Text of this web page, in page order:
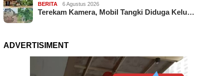
BERITA 6 Agustus 2026
Terekam Kamera, Mobil Tangki Diduga Kelu…
ADVERTISIMENT